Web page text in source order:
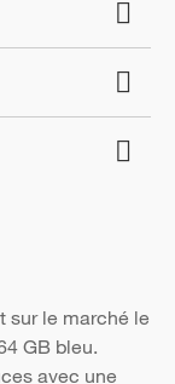
sur le marché le
GB bleu.
avec une